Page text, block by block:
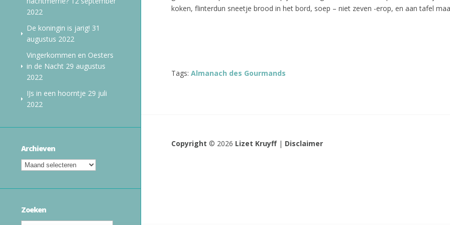
2022
De koningin is jarig! 31
augustus 2022
Vingerkommen en Oesters
in de Nacht 29 augustus
2022
IJs in een hoorntje 29 juli
2022
Archieven
Zoeken
koken, flinterdun sneetje brood in het bord, soep – niet zeven -erop, en aan tafel
Tags: Almanach des Gourmands
Copyright © 2026 Lizet Kruyff| Disclaimer